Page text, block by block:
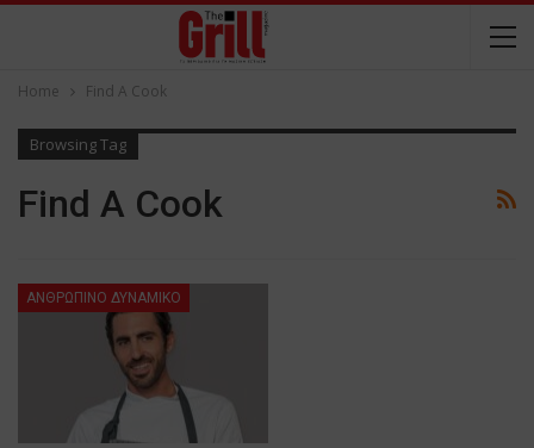
Home Find A Cook
Browsing Tag
Find A Cook
ΑΝΘΡΩΠΙΝΟ ΔΥΝΑΜΙΚΟ